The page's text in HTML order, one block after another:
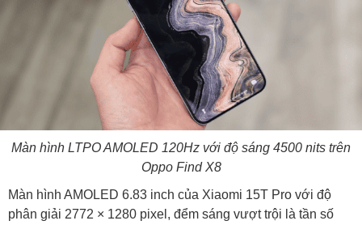
Màn hình LTPO AMOLED 120Hz với độ sáng 4500 nits trên
Oppo Find X8
Màn hình AMOLED 6.83 inch của Xiaomi 15T Pro với độ
phân giải 2772 × 1280 pixel, đểm sáng vượt trội là tần số